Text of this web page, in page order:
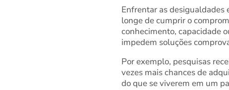
Enfrentar as desigualdades
longe de cumprir o
conhecimento, capacidade
impedem soluções
Por exemplo, pesquisas
vezes mais chances de
do que se viverem em um